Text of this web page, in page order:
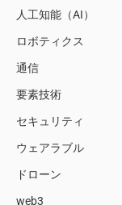
人工知能（AI）
ロボティクス
通信
要素技術
セキュリティ
ウェアラブル
ドローン
web3